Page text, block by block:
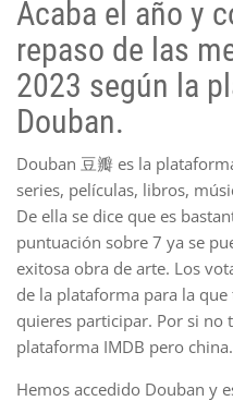
Acaba el año y
repaso de las
2023 según la
Douban.
Douban 豆瓣 es la
series, películas, libros,
De ella se dice que es
puntuación sobre 7 ya se
exitosa obra de arte. Los
de la plataforma para la
quieres participar. Por si no
plataforma IMDB pero china.
Hemos accedido Douban y